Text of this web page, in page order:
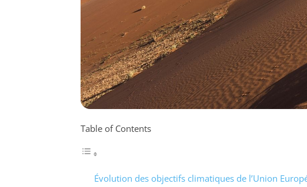
Table of Contents
Évolution des objectifs climatiques de l’Union